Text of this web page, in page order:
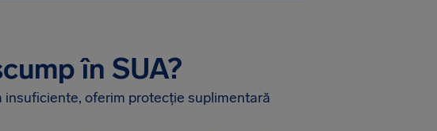
în SUA?
oferim protecție suplimentară